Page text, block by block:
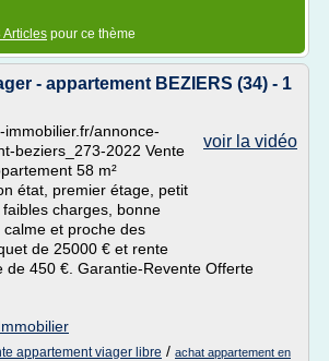
Articles pour ce thème
- appartement BEZIERS (34) - 1
voir la vidéo
immobilier.fr/annonce-
beziers_273-2022 Vente
58 m²
état, premier étage, petit
charges, bonne
et proche des
de 25000 € et rente
de 450 €. Garantie-Revente Offerte
appartement viager libre / achat appartement en